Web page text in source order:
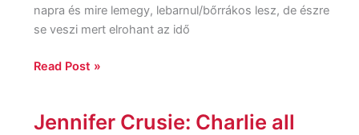
napra és mire lemegy, lebarnul/bőrrákos lesz, de észre
se veszi mert elrohant az idő
Read Post »
Jennifer Crusie: Charlie all
Jennifer